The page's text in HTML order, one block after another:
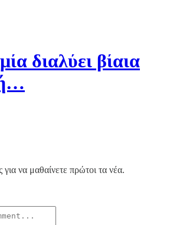
διαλύει βίαια
να μαθαίνετε πρώτοι τα νέα.